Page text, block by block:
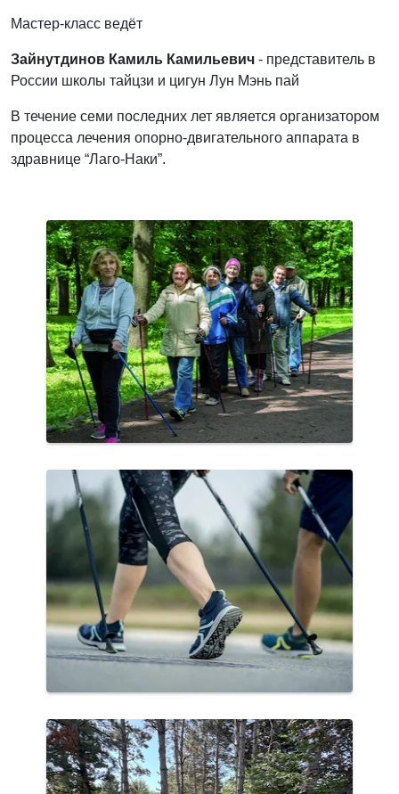
Мастер-класс ведёт
Зайнутдинов Камиль Камильевич - представитель в
России школы тайцзи и цигун Лун Мэнь пай
В течение семи последних лет является организатором
процесса лечения опорно-двигательного аппарата в
здравнице “Лаго-Наки”.